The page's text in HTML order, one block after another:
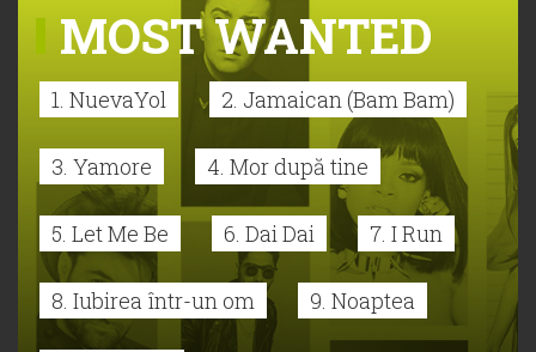
MOST WANTED
1. NuevaYol 2. Jamaican (Bam Bam)
3. Yamore 4. Mor după tine
5. Let Me Be 6. Dai Dai 7. I Run
8. Iubirea într-un om 9. Noaptea